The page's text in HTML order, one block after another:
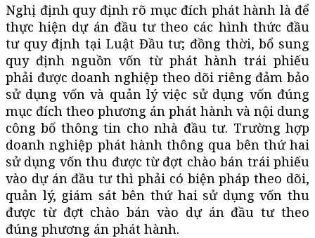
Nghị định quy định rõ mục đích phát hành là để
thực hiện dự án đầu tư theo các hình thức đầu
tư quy định tại Luật Đầu tư; đồng thời, bổ sung
quy định nguồn vốn từ phát hành trái phiếu
phải được doanh nghiệp theo dõi riêng đảm bảo
sử dụng vốn và quản lý việc sử dụng vốn đúng
mục đích theo phương án phát hành và nội dung
công bố thông tin cho nhà đầu tư. Trường hợp
doanh nghiệp phát hành thông qua bên thứ hai
sử dụng vốn thu được từ đợt chào bán trái phiếu
vào dự án đầu tư thì phải có biện pháp theo dõi,
quản lý, giám sát bên thứ hai sử dụng vốn thu
được từ đợt chào bán vào dự án đầu tư theo
đúng phương án phát hành.